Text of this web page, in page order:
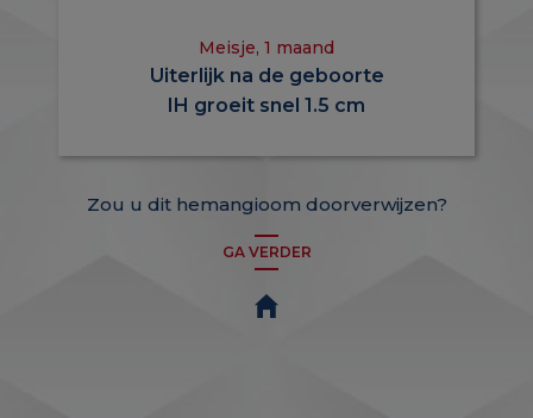
Meisje, 1 maand
Uiterlijk na de geboorte
IH groeit snel 1.5 cm
Zou u dit hemangioom doorverwijzen?
GA VERDER